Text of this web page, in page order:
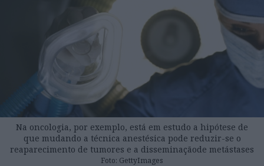
Na oncologia, por exemplo, está em estudo a hipótese de
que mudando a técnica anestésica pode reduzir-se o
reaparecimento de tumores e a disseminaçãode metástases
Foto: GettyImages